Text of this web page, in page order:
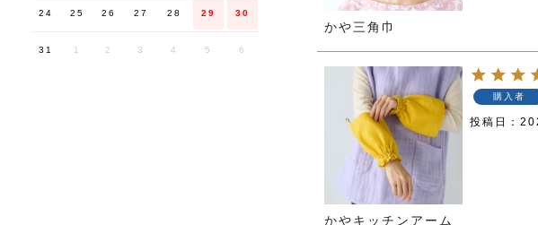
かや三角巾
かやキッチンアーム
購入者
投稿日
24 25 26 27 28 29 30
31 1 2 3 4 5 6